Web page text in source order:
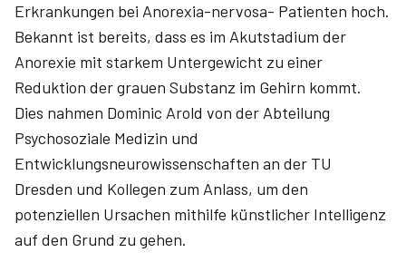
Erkrankungen bei Anorexia-nervosa- Patienten hoch.
Bekannt ist bereits, dass es im Akutstadium der
Anorexie mit starkem Untergewicht zu einer
Reduktion der grauen Substanz im Gehirn kommt.
Dies nahmen Dominic Arold von der Abteilung
Psychosoziale Medizin und
Entwicklungsneurowissenschaften an der TU
Dresden und Kollegen zum Anlass, um den
potenziellen Ursachen mithilfe künstlicher Intelligenz
auf den Grund zu gehen.